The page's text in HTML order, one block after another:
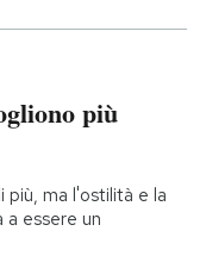
più
ma l'ostilità e la
a essere un